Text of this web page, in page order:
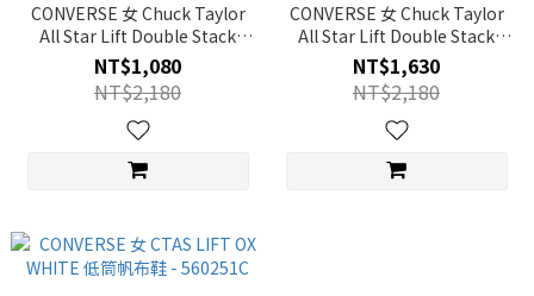
CONVERSE 女 Chuck Taylor
All Star Lift Double Stack
Low 低筒厚底帆布鞋 -
A15491C
NT$1,080
NT$2,180
CONVERSE 女 Chuck Taylor
All Star Lift Double Stack
Low 低筒厚底帆布鞋 -
A15490C
NT$1,630
NT$2,180